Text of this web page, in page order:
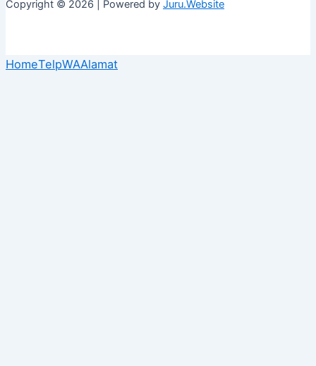
Copyright © 2026 | Powered by Juru.Website
HomeTelpWAAlamat